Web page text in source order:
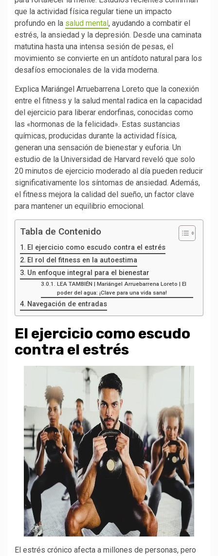
que la actividad física regular tiene un impacto
profundo en la salud mental, ayudando a combatir el
estrés, la ansiedad y la depresión. Desde una caminata
matutina hasta una intensa sesión de pesas, el
movimiento se convierte en un antídoto natural para los
desafíos emocionales de la vida moderna.
Explica Mariángel Arruebarrena Loreto que la conexión
entre el fitness y la salud mental radica en la capacidad
del ejercicio para liberar endorfinas, conocidas como
las «hormonas de la felicidad». Estas sustancias
químicas, producidas durante la actividad física,
generan una sensación de bienestar y euforia. Un
estudio de la Universidad de Harvard reveló que solo
20 minutos de ejercicio moderado al día pueden reducir
significativamente los síntomas de ansiedad. Además,
el fitness mejora la calidad del sueño, un factor clave
para mantener un equilibrio emocional.
Tabla de Contenido
El ejercicio como escudo contra el estrés
El rol del fitness en la autoestima
Un enfoque integral para el bienestar
LEA TAMBIÉN | Mariángel Arruebarrena Loreto | El
poder del agua: ¡Clave para una vida sana!
Navegación de entradas
El ejercicio como escudo
contra el estrés
El estrés crónico afecta a millones de personas, pero